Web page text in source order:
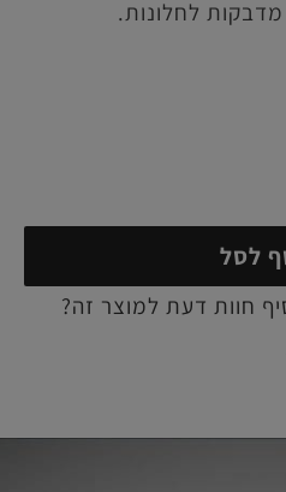
לחלונות.
לסל
חוות דעת למוצר זה?